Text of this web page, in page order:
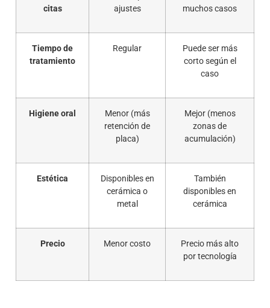
citas
ajustes
muchos casos
Tiempo de
tratamiento
Regular
Puede ser más
corto según el
caso
Higiene oral
Menor (más
retención de
placa)
Mejor (menos
zonas de
acumulación)
Estética
Disponibles en
cerámica o
metal
También
disponibles en
cerámica
Precio Menor costo
Precio más alto
por tecnología